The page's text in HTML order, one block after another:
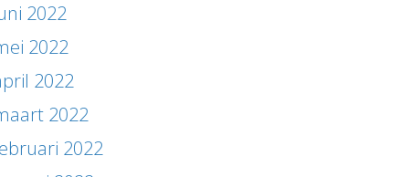
2022
2022
2022
2022
2022